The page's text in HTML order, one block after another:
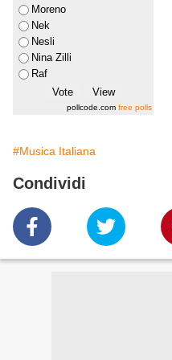
Moreno
Nek
Nesli
Nina Zilli
Raf
pollcode.com free polls
#Musica Italiana
Condividi